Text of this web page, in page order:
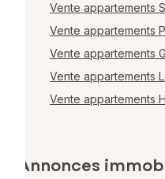
Vente appartements
Vente appartements
Vente appartements
Vente appartements
Vente appartements
Annonces